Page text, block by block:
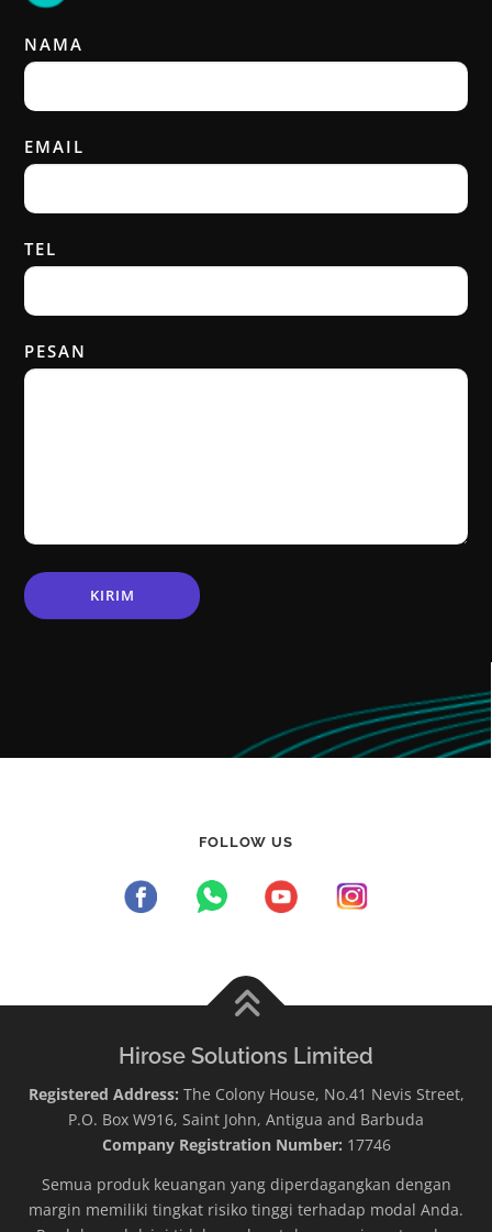
NAMA
EMAIL
TEL
PESAN
FOLLOW US
Hirose Solutions Limited
Registered Address: The Colony House, No.41 Nevis Street,
P.O. Box W916, Saint John, Antigua and Barbuda
Company Registration Number: 17746
Semua produk keuangan yang diperdagangkan dengan
margin memiliki tingkat risiko tinggi terhadap modal Anda.